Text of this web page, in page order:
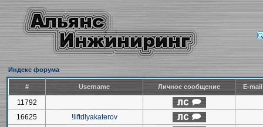
Индекс форума
# Username Личное сообщение E-
11792
16625
!liftdlyakaterov